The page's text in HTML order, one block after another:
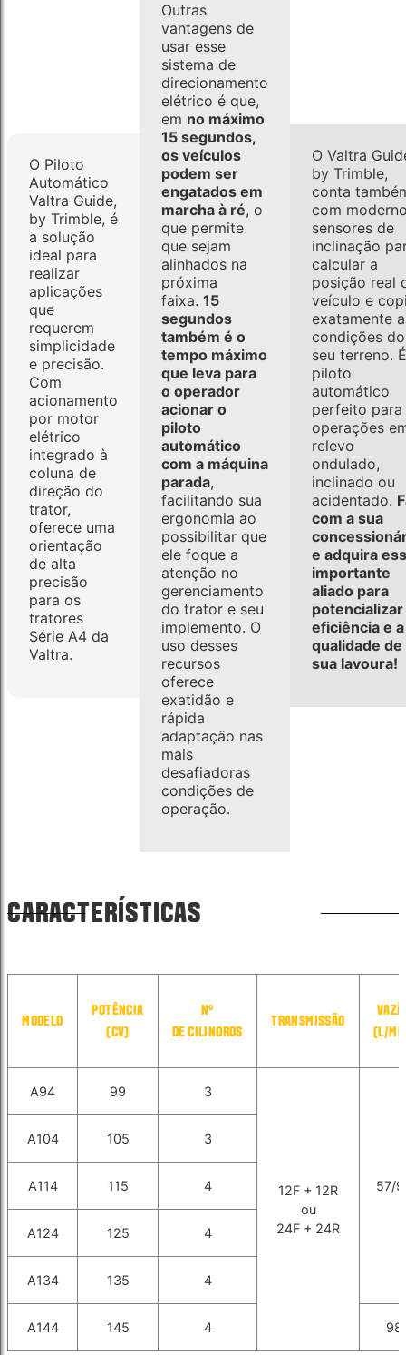
O Piloto
Automático
Valtra Guide,
by Trimble, é
a solução
ideal para
realizar
aplicações
que
requerem
simplicidade
e precisão.
Com
acionamento
por motor
elétrico
integrado à
coluna de
direção do
trator,
oferece uma
orientação
de alta
precisão
para os
tratores
Série A4 da
Valtra.
Outras
vantagens de
usar esse
sistema de
direcionamento
elétrico é que,
em no máximo
15 segundos,
os veículos
podem ser
engatados em
marcha à ré, o
que permite
que sejam
alinhados na
próxima
faixa. 15
segundos
também é o
tempo máximo
que leva para
o operador
acionar o
piloto
automático
com a máquina
parada,
facilitando sua
ergonomia ao
possibilitar que
ele foque a
atenção no
gerenciamento
do trator e seu
implemento. O
uso desses
recursos
oferece
exatidão e
rápida
adaptação nas
mais
desafiadoras
condições de
operação.
O Valtra
by Trimble,
conta
com
sensores de
inclinação
calcular a
posição real
veículo e
exatamente
condições do
seu terreno.
piloto
automático
perfeito para
operações
relevo
ondulado,
inclinado ou
acidentado.
com a sua
e adquira
importante
aliado para
potencializar
eficiência e a
qualidade de
sua lavoura!
CARACTERÍSTICAS
MODELO
POTÊNCIA
(CV)
N°
DE CILINDROS
TRANSMISSÃO
(L/
A94 99 3
12F + 12R
ou
24F + 24R
57/
A104 105 3
A114 115 4
A124 125 4
A134 135 4
A144 145 4 98